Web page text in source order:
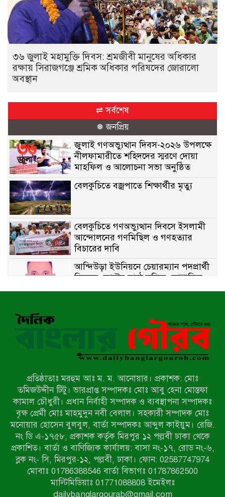
৩৬ জুলাই মহামুক্তি দিবস: শ্রমজীবী মানুষের অধিকার
রক্ষায় সিরাজগঞ্জে শ্রমিক অধিকার পরিষদের জোরালো
অবস্থান
⇌ সর্বশেষ
❅ জনপ্রিয়
জুলাই গণঅভ্যুত্থান দিবস-২০২৬ উপলক্ষে
নীলফামারীতে শহিদদের স্মরণে দোয়া
মাহফিল ও আলোচনা সভা অনুষ্ঠিত
বেলকুচিতে বজ্রপাতে শিক্ষার্থীর মৃত্যু
বেলকুচিতে গণঅভ্যুত্থান দিবসে ইসলামী
আন্দোলনের গণমিছিল ও গণহত্যার
বিচারের দাবি
আন্দিউড়া ইউনিয়নে চেয়ারম্যান পদপ্রার্থী
হিসেবে ভোটের মাঠে সক্রিয় মোত্তাকিম
চৌধুরী
নওগাঁয় সন্ত্রাসী হামলায় বিএনপি নেতা
গুরুতর জখম
টেকনাফের পাহাড়ে র‍্যাবের অভিযান:
অপহৃত ৩ রোহিঙ্গা উদ্ধার, গ্রেপ্তার ১
পোরশায় গণঅভ্যুত্থান দিবসে শহিদ ও
জুলাই যোদ্ধাদের সংবর্ধনা
৩৬ জুলাই মহামুক্তি দিবস: শ্রমজীবী
মানুষের অধিকার রক্ষায় সিরাজগঞ্জে শ্রমিক
অধিকার পরিষদের জোরালো অবস্থান
প্রতিষ্ঠাতাঃ মরহুম আঃ ম. ম. আনোয়ার। প্রকাশক: মোঃ
তমিজউদ্দীন টিটু। ভারপ্রাপ্ত সম্পাদকঃ মোঃ আবু হেনা মোস্তফা
কামাল চৌধুরী। প্রধান নির্বাহী সম্পাদক ও ব্যবস্থাপনা সম্পাদকঃ
বৃক্ষ প্রেমী মোঃ মাহমুদুন নবী বেলাল। সহকারী সম্পাদক মোঃ
মনোয়ার হোসেন বুলবুল, বার্তা সম্পাদকঃ আব্দুল কাইয়ুম। রেজি.
নং ডি এ-১৭৫৮, প্রকাশক কর্তৃক মিরপুর ১২ পল্লবী ঢাকা থেকে
প্রকাশিত। বার্তা ও বাণিজ্যিক কার্যালয়: বাসা নং-১৭, রোড নং-৬,
ব্লক নং- সি, মিরপুর-১২, পল্লবী, ঢাকা। ফোন: 02587747974
মোবাঃ 01786388546 বার্তা বিভাগঃ 01787862500
মাল্টিমিডিয়াঃ 01771088808 ইমেইলঃ
dailybanglargourab@gmail.com